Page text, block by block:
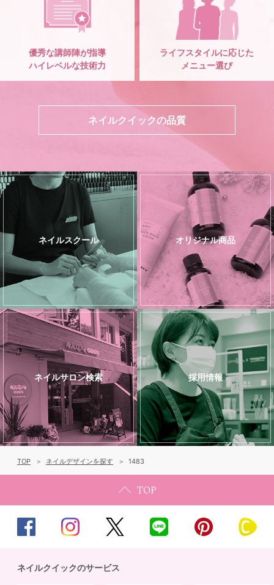
優秀な講師陣が指導
ハイレベルな技術力
ライフスタイルに応じた
メニュー選び
ネイルクイックの品質
ネイルスクール オリジナル商品
ネイルサロン検索 採用情報
TOP ネイルデザインを探す 1483
ネイルクイックのサービス